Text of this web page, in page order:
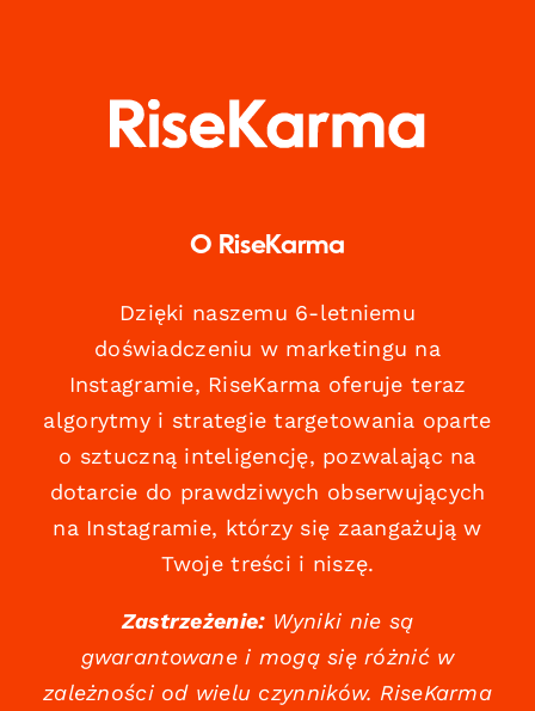
O RiseKarma
Dzięki naszemu 6-letniemu
doświadczeniu w marketingu na
Instagramie, RiseKarma oferuje teraz
algorytmy i strategie targetowania oparte
o sztuczną inteligencję, pozwalając na
dotarcie do prawdziwych obserwujących
na Instagramie, którzy się zaangażują w
Twoje treści i niszę.
Zastrzeżenie:Wyniki nie są
gwarantowane i mogą się różnić w
zależności od wielu czynników. RiseKarma